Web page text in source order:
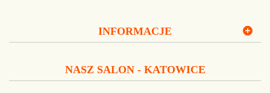
INFORMACJE
NASZ SALON - KATOWICE